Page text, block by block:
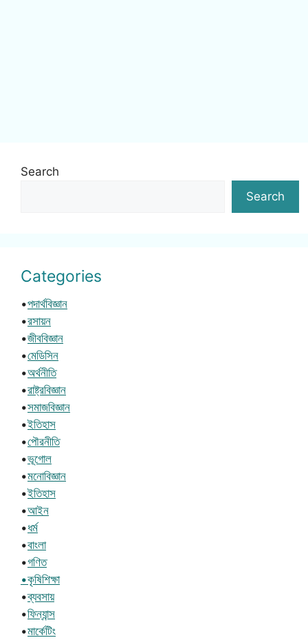
Search
Search
Categories
•পদার্থবিজ্ঞান
•রসায়ন
•জীববিজ্ঞান
•মেডিসিন
•অর্থনীতি
•রাষ্ট্রবিজ্ঞান
•সমাজবিজ্ঞান
•ইতিহাস
•পৌরনীতি
•ভূগোল
•মনোবিজ্ঞান
•ইতিহাস
•আইন
•ধর্ম
•বাংলা
•গণিত
•কৃষিশিক্ষা
•ব্যবসায়
•ফিন্যান্স
•মার্কেটিং